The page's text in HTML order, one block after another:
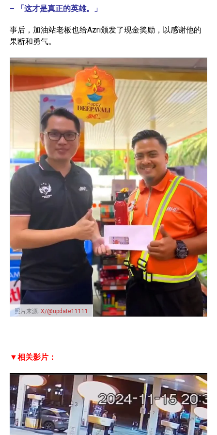
– 「这才是真正的英雄。」
事后，加油站老板也给Azri颁发了现金奖励，以感谢他的
果断和勇气。
照片来源: X/@update11111
▼相关影片：
i
d
e
o